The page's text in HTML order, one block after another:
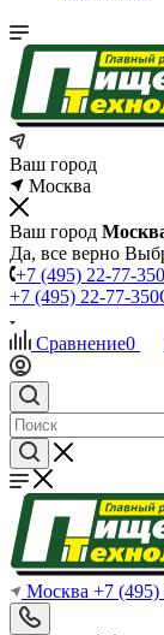
Ваш город
Москва
Ваш город
Да, все верно
+7 (495) 22-77-350
+7 (495) 22-77-350
Сравнение0
Москва +7 (495)